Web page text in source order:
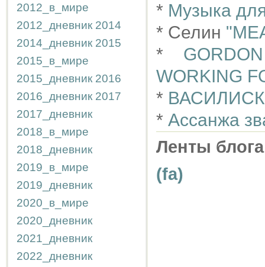
2012_в_мире
2012_дневник 2014
2014_дневник 2015
2015_в_мире
2015_дневник 2016
2016_дневник 2017
2017_дневник
2018_в_мире
2018_дневник
2019_в_мире
2019_дневник
2020_в_мире
2020_дневник
2021_дневник
2022_дневник
* Музыка
* Селин
*
WORKING
* ВАСИЛИСК
* Ассанжа
Ленты
(fa)